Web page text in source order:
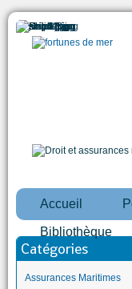
Accueil
Bibliothèque
Catégories
Assurances Maritimes